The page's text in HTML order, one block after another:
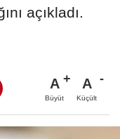
açıkladı.
A
Büyüt
A
Küçült